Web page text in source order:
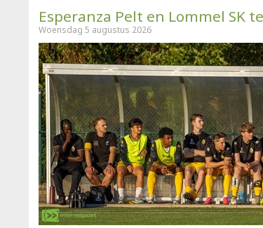
Esperanza Pelt en Lommel SK
Woensdag 5 augustus 2026